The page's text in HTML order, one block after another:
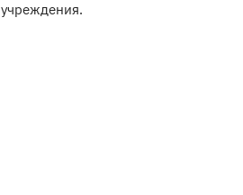
учреждения.